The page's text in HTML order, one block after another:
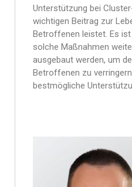
Unterstützung bei
wichtigen Beitrag zur
Betroffenen leistet. Es
solche Maßnahmen
ausgebaut werden, um
Betroffenen zu
bestmögliche